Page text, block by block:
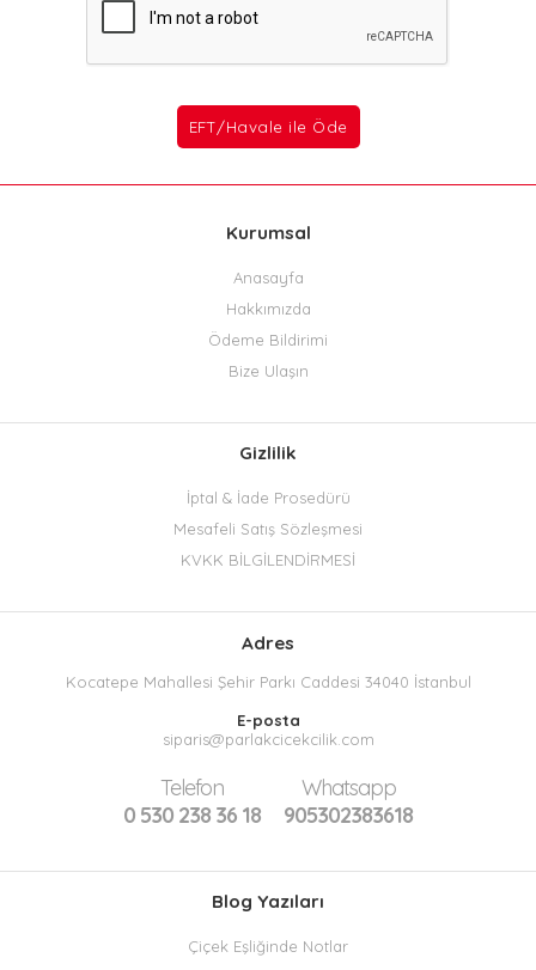
Kurumsal
Anasayfa
Hakkımızda
Ödeme Bildirimi
Bize Ulaşın
Gizlilik
İptal & İade Prosedürü
Mesafeli Satış Sözleşmesi
KVKK BİLGİLENDİRMESİ
Adres
Kocatepe Mahallesi Şehir Parkı Caddesi 34040 İstanbul
E-posta
siparis@parlakcicekcilik.com
Telefon
0 530 238 36 18
Whatsapp
905302383618
Blog Yazıları
Çiçek Eşliğinde Notlar